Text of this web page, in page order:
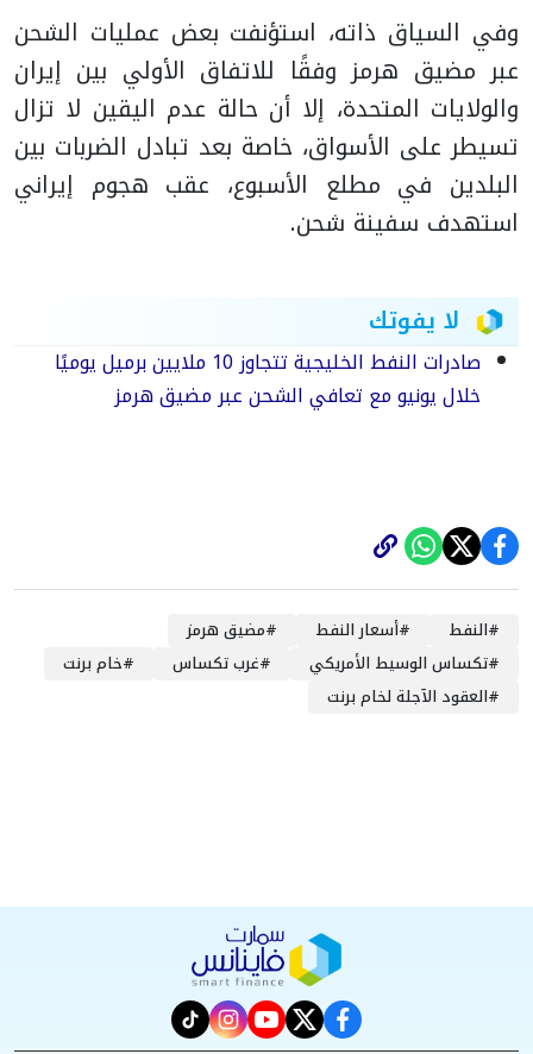
وفي السياق ذاته، استؤنفت بعض عمليات الشحن
عبر مضيق هرمز وفقًا للاتفاق الأولي بين إيران
والولايات المتحدة، إلا أن حالة عدم اليقين لا تزال
تسيطر على الأسواق، خاصة بعد تبادل الضربات بين
البلدين في مطلع الأسبوع، عقب هجوم إيراني
استهدف سفينة شحن.
لا يفوتك
صادرات النفط الخليجية تتجاوز 10 ملايين برميل يوميًا
خلال يونيو مع تعافي الشحن عبر مضيق هرمز
#النفط #أسعار النفط #مضيق هرمز
#تكساس الوسيط الأمريكي #غرب تكساس #خام برنت
#العقود الآجلة لخام برنت
facebook
twitter
youtube
instagram
tiktok